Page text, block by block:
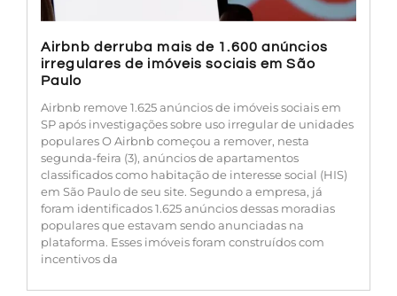
Airbnb derruba mais de 1.600 anúncios
irregulares de imóveis sociais em São
Paulo
Airbnb remove 1.625 anúncios de imóveis sociais em
SP após investigações sobre uso irregular de unidades
populares O Airbnb começou a remover, nesta
segunda-feira (3), anúncios de apartamentos
classificados como habitação de interesse social (HIS)
em São Paulo de seu site. Segundo a empresa, já
foram identificados 1.625 anúncios dessas moradias
populares que estavam sendo anunciadas na
plataforma. Esses imóveis foram construídos com
incentivos da